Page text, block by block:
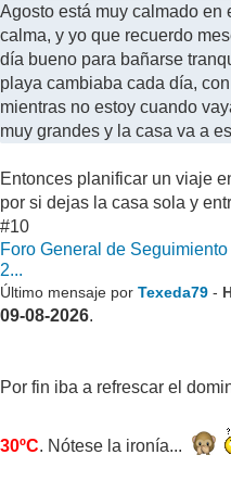
Agosto está muy calmado en
calma, y yo que recuerdo
día bueno para bañarse
playa cambiaba cada día,
mientras no estoy cuando
muy grandes y la casa va a
Entonces planificar un viaje
por si dejas la casa sola y
#10
Foro General de Seguimiento
2...
Último mensaje por Texeda79 -
09-08-2026.
Por fin iba a refrescar el
30ºC. Nótese la ironía...